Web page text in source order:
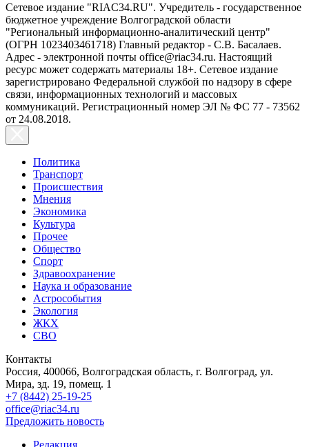
Сетевое издание "RIAC34.RU". Учредитель - государственное
бюджетное учреждение Волгоградской области
"Региональный информационно-аналитический центр"
(ОГРН 1023403461718) Главный редактор - С.В. Басалаев.
Адрес - электронной почты office@riac34.ru. Настоящий
ресурс может содержать материалы 18+. Сетевое издание
зарегистрировано Федеральной службой по надзору в сфере
связи, информационных технологий и массовых
коммуникаций. Регистрационный номер ЭЛ № ФС 77 - 73562
от 24.08.2018.
Политика
Транспорт
Происшествия
Мнения
Экономика
Культура
Прочее
Общество
Спорт
Здравоохранение
Наука и образование
Астрособытия
Экология
ЖКХ
СВО
Контакты
Россия, 400066, Волгоградская область, г. Волгоград, ул.
Мира, зд. 19, помещ. 1
+7 (8442) 25-19-25
office@riac34.ru
Предложить новость
Редакция